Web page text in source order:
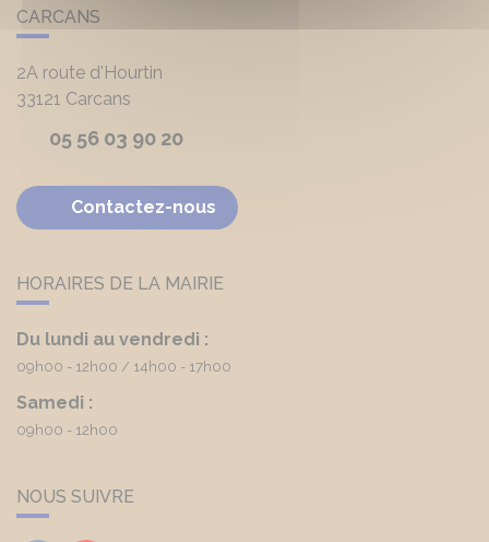
CARCANS
2A route d'Hourtin
33121 Carcans
05 56 03 90 20
Contactez-nous
HORAIRES DE LA MAIRIE
Du lundi au vendredi :
09h00 - 12h00 14h00 - 17h00
Samedi :
09h00 - 12h00
NOUS SUIVRE